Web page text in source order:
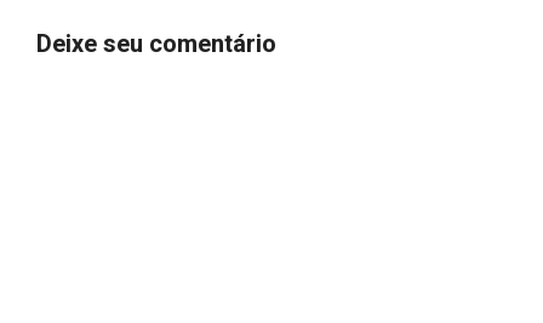
Deixe seu comentário